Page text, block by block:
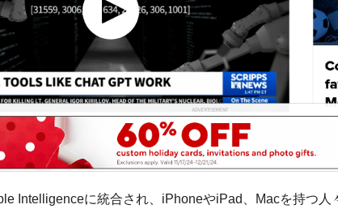
Intelligenceに統合され、iPhoneやiPad、Macを持つ人